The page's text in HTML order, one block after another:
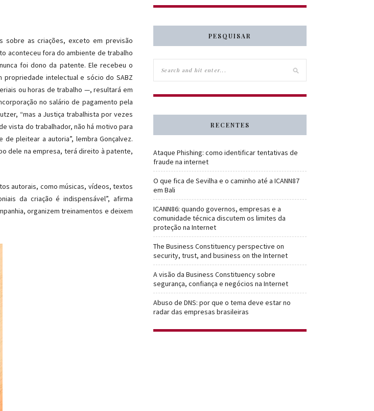
sobre as criações, exceto em previsão
aconteceu fora do ambiente de trabalho
foi dono da patente. Ele recebeu o
propriedade intelectual e sócio do SABZ
ou horas de trabalho —, resultará em
no salário de pagamento pela
“mas a Justiça trabalhista por vezes
vista do trabalhador, não há motivo para
pleitear a autoria”, lembra Gonçalvez.
dele na empresa, terá direito à patente,
autorais, como músicas, vídeos, textos
da criação é indispensável”, afirma
organizem treinamentos e deixem
PESQUISAR
RECENTES
Ataque Phishing: como identificar tentativas de
fraude na internet
O que fica de Sevilha e o caminho até a ICANN87
em Bali
ICANN86: quando governos, empresas e a
comunidade técnica discutem os limites da
proteção na Internet
The Business Constituency perspective on
security, trust, and business on the Internet
A visão da Business Constituency sobre
segurança, confiança e negócios na Internet
Abuso de DNS: por que o tema deve estar no
radar das empresas brasileiras